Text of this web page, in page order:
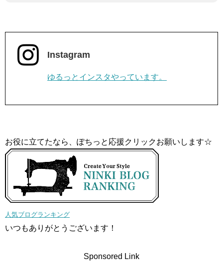
Instagram
ゆるっとインスタやっています。
お役に立てたなら、ぽちっと応援クリックお願いします☆
人気ブログランキング
いつもありがとうございます！
Sponsored Link